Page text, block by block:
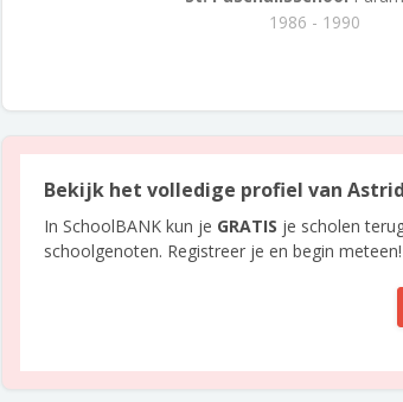
1986 - 1990
Bekijk het volledige profiel van
In SchoolBANK kun je GRATIS je scholen
schoolgenoten. Registreer je en begin meteen!